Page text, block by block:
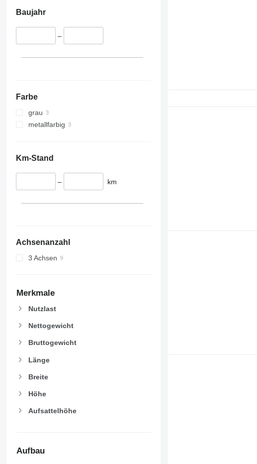
Baujahr
–
Farbe
grau
metallfarbig
Km-Stand
– km
Achsenanzahl
3 Achsen
Merkmale
Nutzlast
Nettogewicht
Bruttogewicht
Länge
Breite
Höhe
Aufsattelhöhe
Aufbau